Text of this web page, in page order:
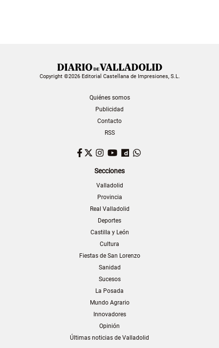
Copyright ©2026 Editorial Castellana de Impresiones, S.L.
Quiénes somos
Publicidad
Contacto
RSS
Facebook
TwitterInstagram
YouTubeDailymotion
Secciones
Valladolid
Provincia
Real Valladolid
Deportes
Castilla y León
Cultura
Fiestas de San Lorenzo
Sanidad
Sucesos
La Posada
Mundo Agrario
Innovadores
Opinión
Últimas noticias de Valladolid